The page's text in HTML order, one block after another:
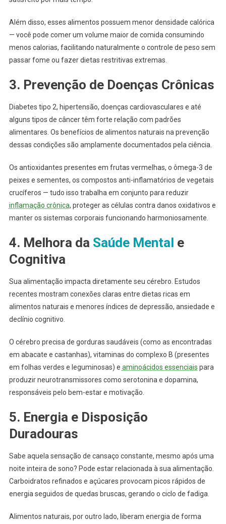
Além disso, esses alimentos possuem menor densidade calórica
— você pode comer um volume maior de comida consumindo
menos calorias, facilitando naturalmente o controle de peso sem
passar fome ou fazer dietas restritivas extremas.
3. Prevenção de Doenças Crônicas
Diabetes tipo 2, hipertensão, doenças cardiovasculares e até
alguns tipos de câncer têm forte relação com padrões
alimentares. Os benefícios de alimentos naturais na prevenção
dessas condições são amplamente documentados pela ciência.
Os antioxidantes presentes em frutas vermelhas, o ômega-3 de
peixes e sementes, os compostos anti-inflamatórios de vegetais
crucíferos — tudo isso trabalha em conjunto para reduzir
inflamação crônica, proteger as células contra danos oxidativos e
manter os sistemas corporais funcionando harmoniosamente.
4. Melhora da Saúde Mental e
Cognitiva
Sua alimentação impacta diretamente seu cérebro. Estudos
recentes mostram conexões claras entre dietas ricas em
alimentos naturais e menores índices de depressão, ansiedade e
declínio cognitivo.
O cérebro precisa de gorduras saudáveis (como as encontradas
em abacate e castanhas), vitaminas do complexo B (presentes
em folhas verdes e leguminosas) e aminoácidos essenciais para
produzir neurotransmissores como serotonina e dopamina,
responsáveis pelo bem-estar e motivação.
5. Energia e Disposição
Duradouras
Sabe aquela sensação de cansaço constante, mesmo após uma
noite inteira de sono? Pode estar relacionada à sua alimentação.
Carboidratos refinados e açúcares provocam picos rápidos de
energia seguidos de quedas bruscas, gerando o ciclo de fadiga.
Alimentos naturais, por outro lado, liberam energia de forma